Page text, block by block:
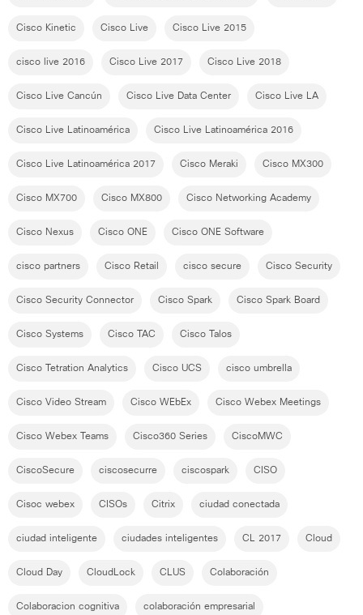
Cisco Kinetic Cisco Live Cisco Live 2015
cisco live 2016 Cisco Live 2017 Cisco Live 2018
Cisco Live Cancún Cisco Live Data Center Cisco Live LA
Cisco Live Latinoamérica Cisco Live Latinoamérica 2016
Cisco Live Latinoamérica 2017 Cisco Meraki Cisco MX300
Cisco MX700 Cisco MX800 Cisco Networking Academy
Cisco Nexus Cisco ONE Cisco ONE Software
cisco partners Cisco Retail cisco secure Cisco Security
Cisco Security Connector Cisco Spark Cisco Spark Board
Cisco Systems Cisco TAC Cisco Talos
Cisco Tetration Analytics Cisco UCS cisco umbrella
Cisco Video Stream Cisco WEbEx Cisco Webex Meetings
Cisco Webex Teams Cisco360 Series CiscoMWC
CiscoSecure ciscosecurre ciscospark CISO
Cisoc webex CISOs Citrix ciudad conectada
ciudad inteligente ciudades inteligentes CL 2017 Cloud
Cloud Day CloudLock CLUS Colaboración
Colaboracion cognitiva colaboración empresarial